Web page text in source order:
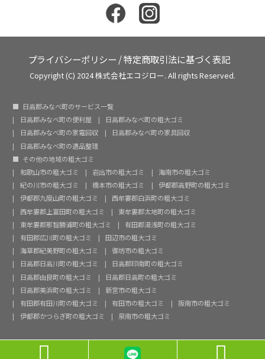
プライバシーポリシー /特定商取引法に基づく表記
Copyright (C) 2024 株式会社エコジロー. All rights Reserved.
日高郡みなべ町のサービス一覧
日高郡みなべ町の便利屋
日高郡みなべ町の粗大ゴミ
日高郡みなべ町の家電回収
日高郡みなべ町の家具回収
日高郡みなべ町の遺品整理
その他の地域の粗大ゴミ
和歌山市の粗大ゴミ
岩出市の粗大ゴミ
海南市の粗大ゴミ
紀の川市の粗大ゴミ
橋本市の粗大ゴミ
伊都郡高野町の粗大ゴミ
伊都郡九度山町の粗大ゴミ
西牟婁郡白浜町の粗大ゴミ
西牟婁郡上富田町の粗大ゴミ
東牟婁郡太地町の粗大ゴミ
東牟婁郡那智勝浦町の粗大ゴミ
有田郡湯浅町の粗大ゴミ
有田郡広川町の粗大ゴミ
田辺市の粗大ゴミ
海草郡紀美野町の粗大ゴミ
御坊市の粗大ゴミ
日高郡日高川町の粗大ゴミ
日高郡印南町の粗大ゴミ
日高郡由良町の粗大ゴミ
日高郡日高町の粗大ゴミ
日高郡美浜町の粗大ゴミ
新宮市の粗大ゴミ
有田郡有田川町の粗大ゴミ
有田市の粗大ゴミ
阪南市の粗大ゴミ
伊都郡かつらぎ町の粗大ゴミ
泉南市の粗大ゴミ
 